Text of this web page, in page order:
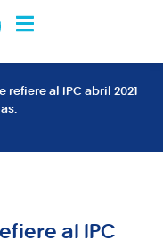
refiere al IPC abril 2021
al IPC